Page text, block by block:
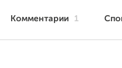
Комментарии 1